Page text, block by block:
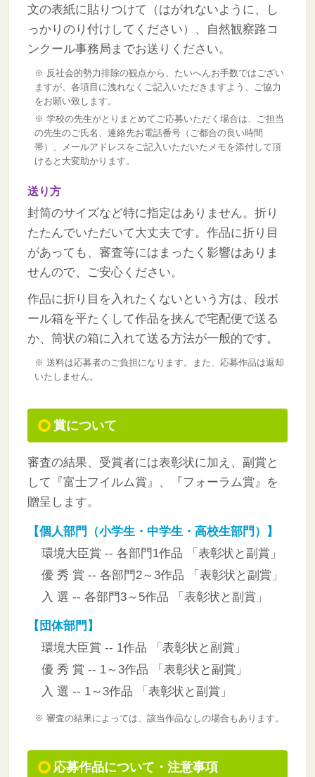
文の表紙に貼りつけて（はがれないように、し
っかりのり付けしてください）、自然観察路コ
ンクール事務局までお送りください。
※ 反社会的勢力排除の観点から、たいへんお手数ではござい
ますが、各項目に洩れなくご記入いただきますよう、ご協力
をお願い致します。
※ 学校の先生がとりまとめてご応募いただく場合は、ご担当
の先生のご氏名、連絡先お電話番号（ご都合の良い時間
帯）、メールアドレスをご記入いただいたメモを添付して頂
けると大変助かります。
送り方
封筒のサイズなど特に指定はありません。折り
たたんでいただいて大丈夫です。作品に折り目
があっても、審査等にはまったく影響はありま
せんので、ご安心ください。
作品に折り目を入れたくないという方は、段ボ
ール箱を平たくして作品を挟んで宅配便で送る
か、筒状の箱に入れて送る方法が一般的です。
※ 送料は応募者のご負担になります。また、応募作品は返却
いたしません。
賞について
審査の結果、受賞者には表彰状に加え、副賞と
して『富士フイルム賞』、『フォーラム賞』を
贈呈します。
【個人部門（小学生・中学生・高校生部門）】
環境大臣賞 -- 各部門1作品 「表彰状と副賞」
優 秀 賞 -- 各部門2～3作品 「表彰状と副賞」
入 選 -- 各部門3～5作品 「表彰状と副賞」
【団体部門】
環境大臣賞 -- 1作品 「表彰状と副賞」
優 秀 賞 -- 1～3作品 「表彰状と副賞」
入 選 -- 1～3作品 「表彰状と副賞」
※ 審査の結果によっては、該当作品なしの場合もあります。
応募作品について・注意事項